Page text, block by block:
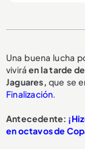
Una buena lucha
vivirá en la tarde
Jaguares, que se
Finalización.
Antecedente:
en octavos de